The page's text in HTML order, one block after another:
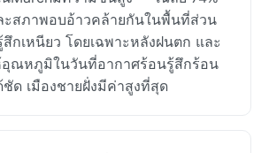
ะสภาพอบอ้าวคล้ายกันในพื้นที่ส่วน
กเหนียว โดยเฉพาะหลังฝนตก และ
ณหภูมิในวันที่อากาศร้อนรู้สึกร้อน
ด เมืองชายฝั่งมีค่าสูงที่สุด